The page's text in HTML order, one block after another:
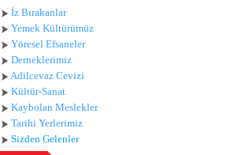
İz Bırakanlar
Yemek Kültürümüz
Yöresel Efsaneler
Derneklerimiz
Adilcevaz Cevizi
Kültür-Sanat
Kaybolan Meslekler
Tarihi Yerlerimiz
Sizden Gelenler